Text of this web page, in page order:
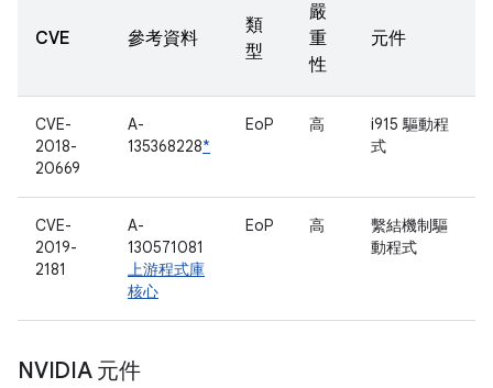
CVE 參考資料
類
型
嚴
重
性
元件
CVE-
2018-
20669
A-
135368228*
EoP 高
i915 驅動程
式
CVE-
2019-
2181
A-
130571081
上游程式庫
核心
EoP 高
繫結機制驅
動程式
NVIDIA 元件